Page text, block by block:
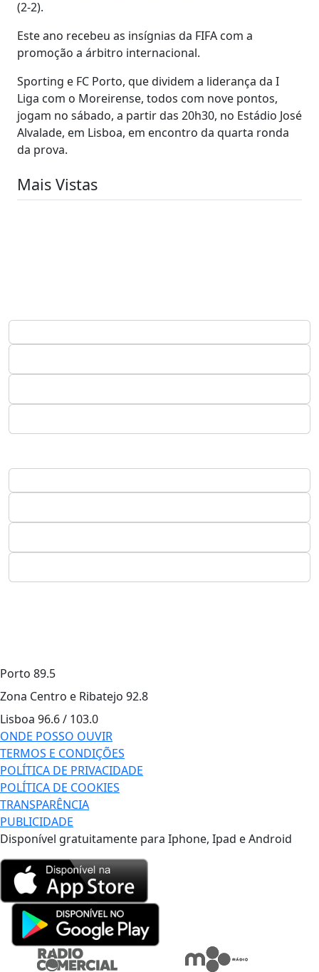
(2-2).
Este ano recebeu as insígnias da FIFA com a
promoção a árbitro internacional.
Sporting e FC Porto, que dividem a liderança da I
Liga com o Moreirense, todos com nove pontos,
jogam no sábado, a partir das 20h30, no Estádio José
Alvalade, em Lisboa, em encontro da quarta ronda
da prova.
Mais Vistas
Porto 89.5
Zona Centro e Ribatejo 92.8
Lisboa 96.6 / 103.0
ONDE POSSO OUVIR
TERMOS E CONDIÇÕES
POLÍTICA DE PRIVACIDADE
POLÍTICA DE COOKIES
TRANSPARÊNCIA
PUBLICIDADE
Disponível gratuitamente para Iphone, Ipad e Android